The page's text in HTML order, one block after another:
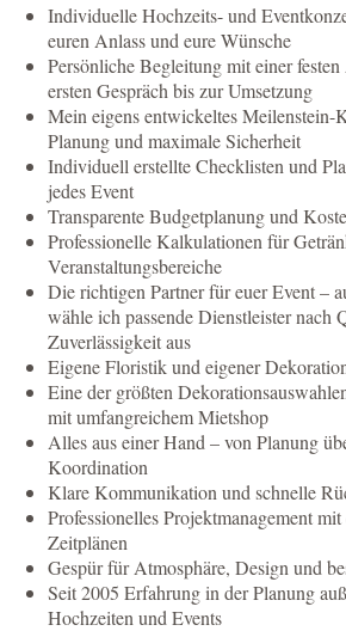
Individuelle Hochzeits- und
euren Anlass und eure Wünsche
Persönliche Begleitung mit einer
ersten Gespräch bis zur Umsetzung
Mein eigens entwickeltes Meilenstein-
Planung und maximale Sicherheit
Individuell erstellte Checklisten und
jedes Event
Transparente Budgetplanung und
Professionelle Kalkulationen für
Veranstaltungsbereiche
Die richtigen Partner für euer Event –
wähle ich passende Dienstleister nach
Zuverlässigkeit aus
Eigene Floristik und eigener
Eine der größten
mit umfangreichem Mietshop
Alles aus einer Hand – von Planung
Koordination
Klare Kommunikation und schnelle
Professionelles Projektmanagement
Zeitplänen
Gespür für Atmosphäre, Design und
Seit 2005 Erfahrung in der Planung
Hochzeiten und Events